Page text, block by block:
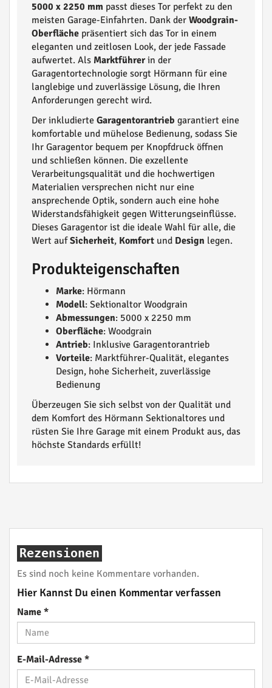
5000 x 2250 mm passt dieses Tor perfekt zu den
meisten Garage-Einfahrten. Dank der Woodgrain-
Oberfläche präsentiert sich das Tor in einem
eleganten und zeitlosen Look, der jede Fassade
aufwertet. Als Marktführerin der
Garagentortechnologie sorgt Hörmann für eine
langlebige und zuverlässige Lösung, die Ihren
Anforderungen gerecht wird.
Der inkludierte Garagentorantrieb garantiert eine
komfortable und mühelose Bedienung, sodass Sie
Ihr Garagentor bequem per Knopfdruck öffnen
und schließen können. Die exzellente
Verarbeitungsqualität und die hochwertigen
Materialien versprechen nicht nur eine
ansprechende Optik, sondern auch eine hohe
Widerstandsfähigkeit gegen Witterungseinflüsse.
Dieses Garagentor ist die ideale Wahl für alle, die
Wert aufSicherheit, Komfort und Design legen.
Produkteigenschaften
Marke: Hörmann
Modell: Sektionaltor Woodgrain
Abmessungen: 5000 x 2250 mm
Oberfläche: Woodgrain
Antrieb: Inklusive Garagentorantrieb
Vorteile: Marktführer-Qualität, elegantes
Design, hohe Sicherheit, zuverlässige
Bedienung
Überzeugen Sie sich selbst von der Qualität und
dem Komfort des Hörmann Sektionaltores und
rüsten Sie Ihre Garage mit einem Produkt aus, das
höchste Standards erfüllt!
Rezensionen
Es sind noch keine Kommentare vorhanden.
Hier Kannst Du einen Kommentar verfassen
Name *
E-Mail-Adresse *